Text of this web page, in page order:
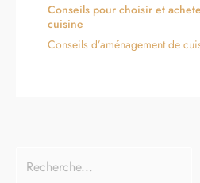
Conseils pour choisir et
cuisine
Conseils d’aménagement de